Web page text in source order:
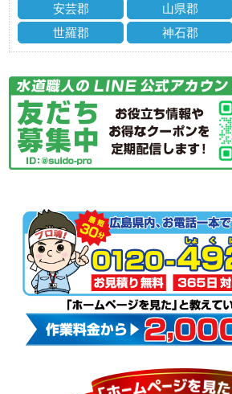
安芸郡
山県郡
世羅郡
神石郡